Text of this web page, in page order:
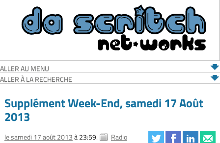
ALLER AU MENU
ALLER À LA RECHERCHE
Supplément Week-End, samedi 17 Août
2013
le samedi 17 août 2013à 23:59.
Radio